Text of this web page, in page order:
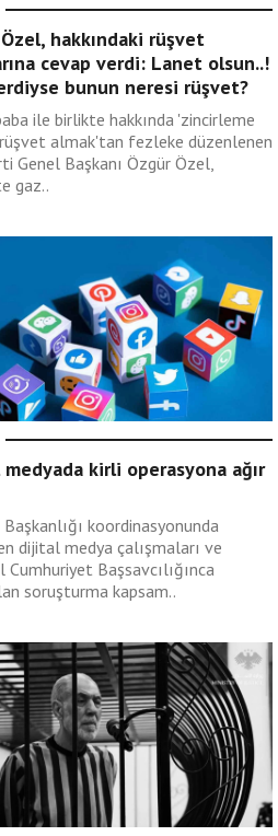
hakkındaki rüşvet
cevap verdi: Lanet olsun..!
bunun neresi rüşvet?
ile birlikte hakkında 'zincirleme
almak'tan fezleke düzenlenen
Genel Başkanı Özgür Özel,
gaz..
medyada kirli operasyona ağır
koordinasyonunda
dijital medya çalışmaları ve
Cumhuriyet Başsavcılığınca
soruşturma kapsam..